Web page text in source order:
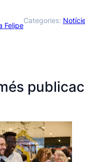
Felipe
Categories: